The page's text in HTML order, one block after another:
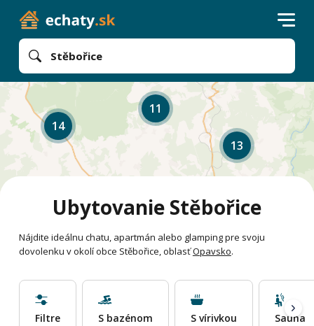
Stěbořice
14
11
13
Ubytovanie Stěbořice
Nájdite ideálnu chatu, apartmán alebo glamping pre svoju
dovolenku v okolí obce Stěbořice, oblasťOpavsko.
Filtre S bazénom S vírivkou Sauna